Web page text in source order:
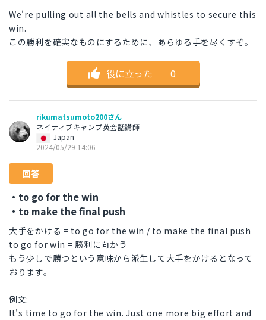
We're pulling out all the bells and whistles to secure this
win.
この勝利を確実なものにするために、あらゆる手を尽くすぞ。
役に立った ｜ 0
rikumatsumoto200さん
ネイティブキャンプ英会話講師
Japan
2024/05/29 14:06
回答
・to go for the win
・to make the final push
大手をかける = to go for the win / to make the final push
to go for win = 勝利に向かう
もう少しで勝つという意味から派生して大手をかけるとなって
おります。
例文:
It's time to go for the win. Just one more big effort and